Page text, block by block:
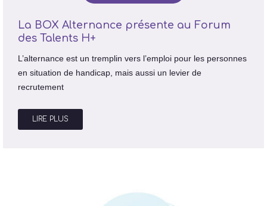
La BOX Alternance présente au Forum
des Talents H+
L’alternance est un tremplin vers l’emploi pour les personnes
en situation de handicap, mais aussi un levier de
recrutement
LIRE PLUS